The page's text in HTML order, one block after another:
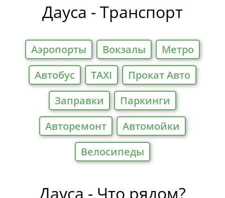
Дауса - Транспорт
Аэропорты Вокзалы
Метро
Автобус
TAXI
Прокат Авто
Заправки
Паркинги
Авторемонт
Автомойки
Велосипеды
Дауса - Что рядом?